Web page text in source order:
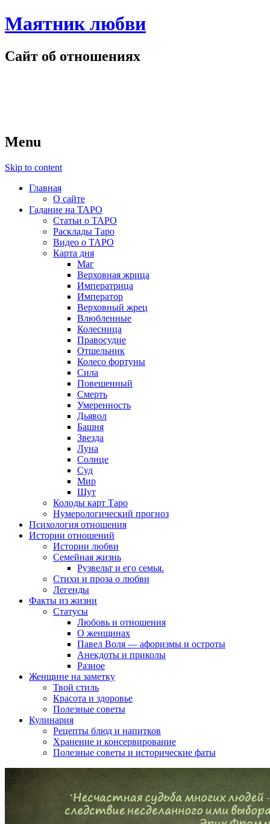
Маятник любви
Сайт об отношениях
Menu
Skip to content
Главная
О сайте
Гадание на ТАРО
Статьи о ТАРО
Расклады Таро
Видео о ТАРО
Карта дня
Маг
Верховная жрица
Императрица
Император
Верховный жрец
Влюбленные
Колесница
Правосудие
Отшельник
Колесо фортуны
Сила
Повешенный
Смерть
Умеренность
Дьявол
Башня
Звезда
Луна
Солнце
Суд
Мир
Шут
Колоды карт Таро
Нумерологический прогноз
Психология отношения
Истории отношений
Истории любви
Семейная жизнь
Рузвельт и его семья.
Стихи и проза о любви
Легенды
Факты из жизни
Статусы
Любовь и отношения
О женщинах
Павел Воля — афоризмы и остроты
Анекдоты и приколы
Разное
Женщине на заметку
Твой стиль
Красота и здоровье
Полезные советы
Кулинария
Рецепты блюд и напитков
Хранение и консервирование
Полезные советы и исторические фаты